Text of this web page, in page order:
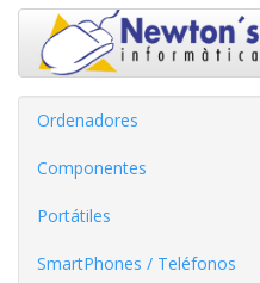
Ordenadores
Componentes
Portátiles
SmartPhones / Teléfonos